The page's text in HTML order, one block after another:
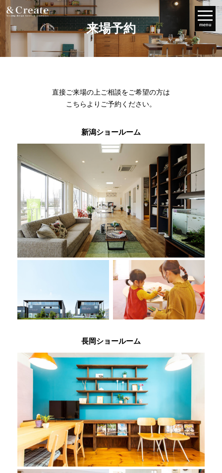
menu
来場予約
直接ご来場の上ご相談をご希望の方は
こちらよりご予約ください。
新潟ショールーム
長岡ショールーム